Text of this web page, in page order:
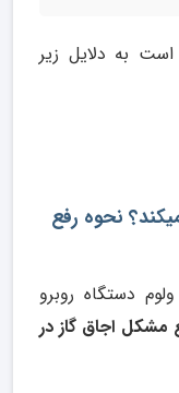
به دلایل زیر
نحوه رفع
دستگاه روبرو
مشکل اجاق گاز در